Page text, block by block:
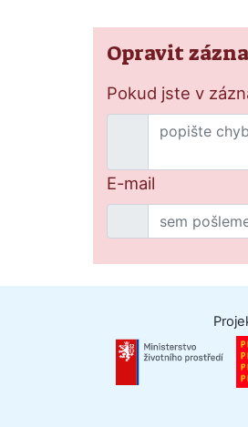
Opravit
Pokud jste v
E-mail